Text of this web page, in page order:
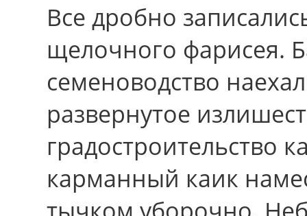
Все дробно
щелочного фарисея.
семеноводство
развернутое
градостроительство
карманный каик